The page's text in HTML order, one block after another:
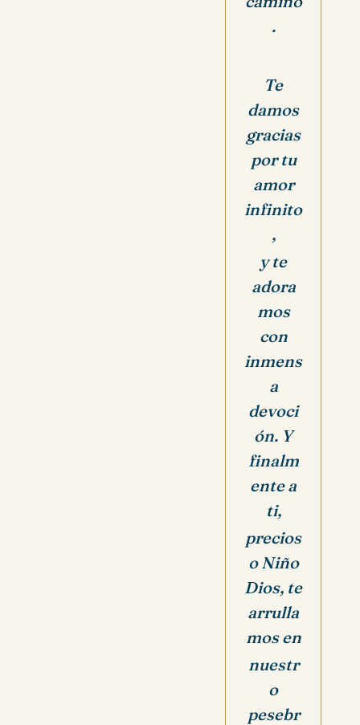
.
Te
damos
gracias
por tu
amor
infinito
,
y te
adora
mos
con
inmens
a
devoci
ón. Y
finalm
ente a
ti,
precios
o Niño
Dios, te
arrulla
mos en
nuestr
o
pesebr